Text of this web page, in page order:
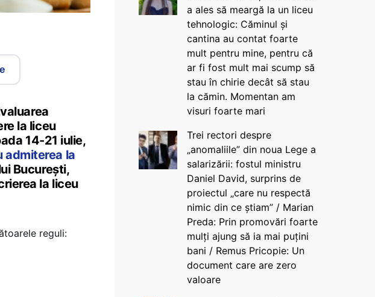
la liceu
14-21 iulie,
admiterea la
București,
la liceu
reguli:
a ales să meargă la un liceu
tehnologic: Căminul și
cantina au contat foarte
mult pentru mine, pentru că
ar fi fost mult mai scump să
stau în chirie decât să stau
la cămin. Momentan am
visuri foarte mari
Trei rectori despre
„anomaliile” din noua Lege a
salarizării: fostul ministru
Daniel David, surprins de
proiectul „care nu respectă
nimic din ce știam” / Marian
Preda: Prin promovări foarte
mulți ajung să ia mai puțini
bani / Remus Pricopie: Un
document care are zero
valoare